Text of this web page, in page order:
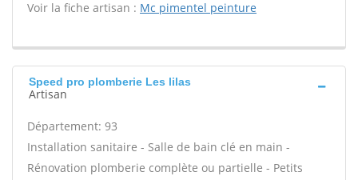
Voir la fiche artisan : Mc pimentel peinture
Speed pro plomberie Les lilas
Artisan
Département: 93
Installation sanitaire - Salle de bain clé en main -
Rénovation plomberie complète ou partielle - Petits